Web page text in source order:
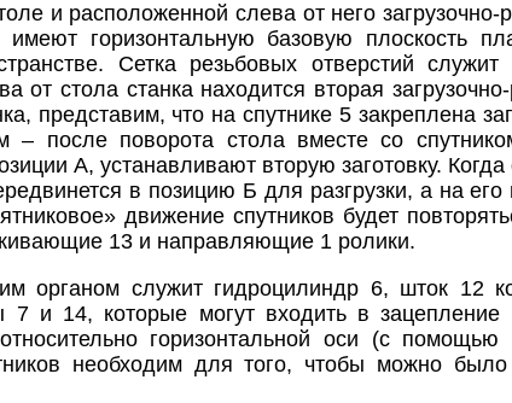
и расположенной слева от него загрузочно-
горизонтальную базовую плоскость
Сетка резьбовых отверстий
от стола станка находится вторая
представим, что на спутнике 5 закреплена
– после поворота стола вместе со
А, устанавливают вторую заготовку. Когда
в позицию Б для разгрузки, а на
движение спутников будет
13 и направляющие 1 ролики.
органом служит гидроцилиндр 6, шток 12
7 и 14, которые могут входить в
горизонтальной оси (с
необходим для того, чтобы можно